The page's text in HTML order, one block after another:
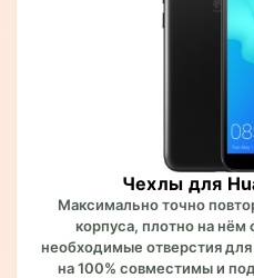
Чехлы для
Максимально точно
корпуса, плотно на
необходимые отверстия
на 100% совместимы и